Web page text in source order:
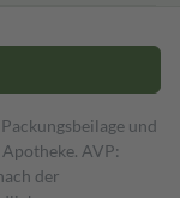
und
AVP:
der